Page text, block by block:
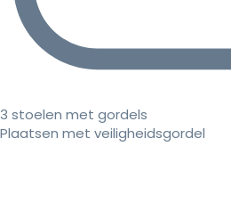
3 stoelen met gordels
Plaatsen met veiligheidsgordel